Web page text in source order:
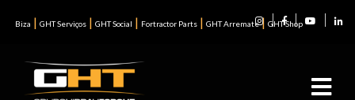
Biza | GHT Serviços | GHT Social | Fortractor Parts | GHT Arremate| GHT Shop